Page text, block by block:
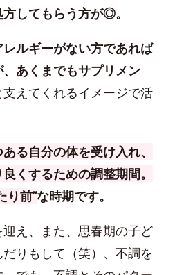
方してもらう方が◎。
レルギーがない方であれば
あくまでもサプリメン
えてくれるイメージで活
る自分の体を受け入れ、
くするための調整期間。
り前”な時期です。
え、また、思春期の子ど
りもして（笑）、不調を